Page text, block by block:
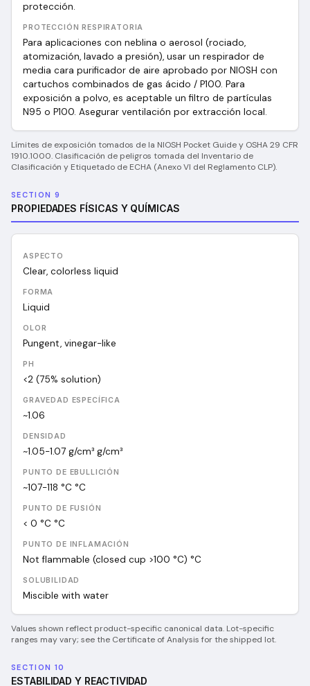
protección.
PROTECCIÓN RESPIRATORIA
Para aplicaciones con neblina o aerosol (rociado,
atomización, lavado a presión), usar un respirador de
media cara purificador de aire aprobado por NIOSH con
cartuchos combinados de gas ácido / P100. Para
exposición a polvo, es aceptable un filtro de partículas
N95 o P100. Asegurar ventilación por extracción local.
Límites de exposición tomados de la NIOSH Pocket Guide y OSHA 29 CFR
1910.1000. Clasificación de peligros tomada del Inventario de
Clasificación y Etiquetado de ECHA (Anexo VI del Reglamento CLP).
SECTION 9
PROPIEDADES FÍSICAS Y QUÍMICAS
ASPECTO
Clear, colorless liquid
FORMA
Liquid
OLOR
Pungent, vinegar-like
PH
<2 (75% solution)
GRAVEDAD ESPECÍFICA
~1.06
DENSIDAD
~1.05-1.07 g/cm³ g/cm³
PUNTO DE EBULLICIÓN
~107-118 °C °C
PUNTO DE FUSIÓN
< 0 °C °C
PUNTO DE INFLAMACIÓN
Not flammable (closed cup >100 °C) °C
SOLUBILIDAD
Miscible with water
Values shown reflect product-specific canonical data. Lot-specific
ranges may vary; see the Certificate of Analysis for the shipped lot.
SECTION 10
ESTABILIDAD Y REACTIVIDAD